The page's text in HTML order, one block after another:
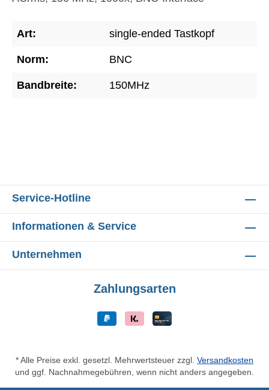
Art: single-ended Tastkopf
Norm: BNC
Bandbreite: 150MHz
Service-Hotline
Informationen & Service
Unternehmen
Zahlungsarten
* Alle Preise exkl. gesetzl. Mehrwertsteuer zzgl. Versandkosten
und ggf. Nachnahmegebühren, wenn nicht anders angegeben.